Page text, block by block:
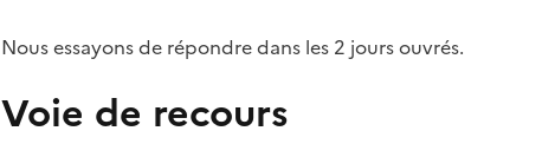
Nous essayons de répondre dans les 2 jours ouvrés.
Voie de recours